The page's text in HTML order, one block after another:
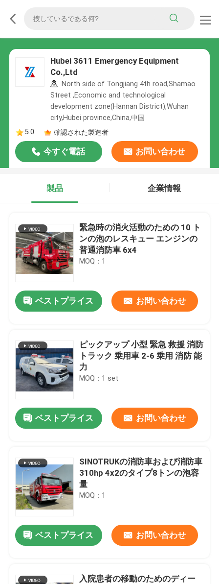
Hubei 3611 Emergency Equipment
Co.,Ltd
North side of Tongjiang 4th road,Shamao
Street ,Economic and technological
development zone(Hannan District),Wuhan
city,Hubei province,China,中国
5.0
確認された製造者
今すぐ電話 お問い合わせ
製品 企業情報
緊急時の消火活動のための 10 ト
ンの泡のレスキュー エンジンの
普通消防車 6x4
MOQ：1
ベストプライス お問い合わせ
ピックアップ 小型 緊急 救援 消防
トラック 乗用車 2-6 乗用 消防 能
力
MOQ：1 set
ベストプライス お問い合わせ
SINOTRUKの消防車および消防車
310hp 4x2のタイプ8トンの泡容
量
MOQ：1
ベストプライス お問い合わせ
入院患者の移動のためのディー